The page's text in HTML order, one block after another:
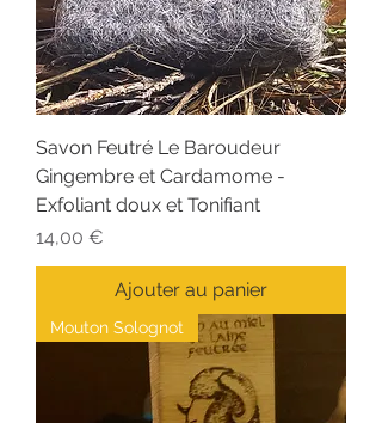
Savon Feutré Le Baroudeur
Gingembre et Cardamome -
Exfoliant doux et Tonifiant
Prix
14,00 €
Ajouter au panier
Mouton Solognot